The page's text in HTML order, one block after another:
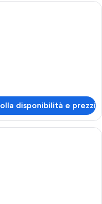
d'albergo con due letti, un
disponibilità e prezzi